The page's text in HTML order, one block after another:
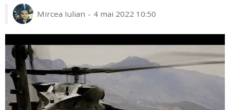
Mircea Iulian 4 mai 2022 10:50